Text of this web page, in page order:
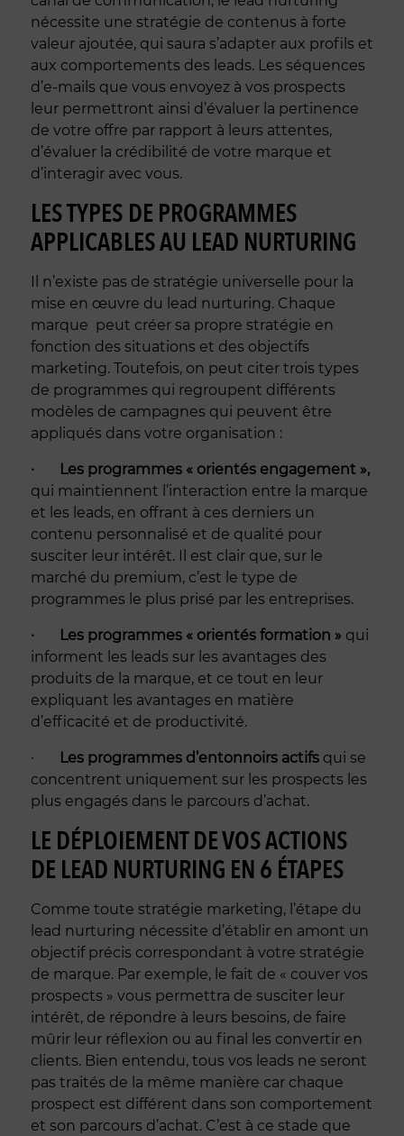
nécessite une stratégie de contenus à forte
valeur ajoutée, qui saura s’adapter aux profils et
aux comportements des leads. Les séquences
d’e-mails que vous envoyez à vos prospects
leur permettront ainsi d’évaluer la pertinence
de votre offre par rapport à leurs attentes,
d’évaluer la crédibilité de votre marque et
d’interagir avec vous.
LES TYPES DE PROGRAMMES
APPLICABLES AU LEAD NURTURING
Il n’existe pas de stratégie universelle pour la
mise en œuvre du lead nurturing. Chaque
marque peut créer sa propre stratégie en
fonction des situations et des objectifs
marketing. Toutefois, on peut citer trois types
de programmes qui regroupent différents
modèles de campagnes qui peuvent être
appliqués dans votre organisation :
· Les programmes « orientés engagement »,
qui maintiennent l’interaction entre la marque
et les leads, en offrant à ces derniers un
contenu personnalisé et de qualité pour
susciter leur intérêt. Il est clair que, sur le
marché du premium, c’est le type de
programmes le plus prisé par les entreprises.
· Les programmes « orientés formation »qui
informent les leads sur les avantages des
produits de la marque, et ce tout en leur
expliquant les avantages en matière
d’efficacité et de productivité.
· Les programmes d’entonnoirs actifsqui se
concentrent uniquement sur les prospects les
plus engagés dans le parcours d’achat.
LE DÉPLOIEMENT DE VOS ACTIONS
DE LEAD NURTURING EN 6 ÉTAPES
Comme toute stratégie marketing, l’étape du
lead nurturing nécessite d’établir en amont un
objectif précis correspondant à votre stratégie
de marque. Par exemple, le fait de « couver vos
prospects » vous permettra de susciter leur
intérêt, de répondre à leurs besoins, de faire
mûrir leur réflexion ou au final les convertir en
clients. Bien entendu, tous vos leads ne seront
pas traités de la même manière car chaque
prospect est différent dans son comportement
et son parcours d’achat. C’est à ce stade que